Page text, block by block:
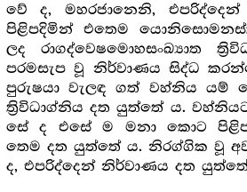
වේ ද, මහරජානෙනි,
පිළිපදිමින් එතෙම
ලද රාගද්වෙෂමොහසංඛ්‍යාත
පරමසැප වූ නිර්වාණය සිද්ධ
පුරුෂයා වැලඳ ගත් වහ්නිය යම්
ත්‍රිවිධාග්නිය දත යුත්තේ ය.
සේ ද එසේ ම මනා කොට
තෙම දත යුත්තේ ය. නිරග්ගික වූ
ද, එපරිද්දෙන් නිර්වාණය දත